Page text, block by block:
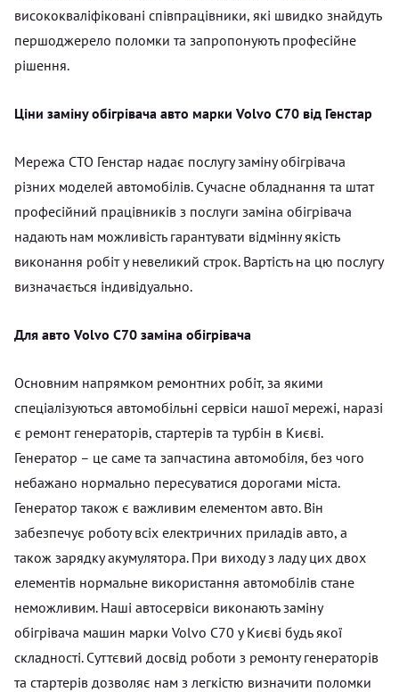
висококваліфіковані співпрацівники, які швидко знайдуть
першоджерело поломки та запропонують професійне
рішення.
Ціни заміну обігрівача авто марки Volvo C70 від Генстар
Мережа СТО Генстар надає послугу заміну обігрівача
різних моделей автомобілів. Сучасне обладнання та штат
професійний працівників з послуги заміна обігрівача
надають нам можливість гарантувати відмінну якість
виконання робіт у невеликий строк. Вартість на цю послугу
визначається індивідуально.
Для авто Volvo C70 заміна обігрівача
Основним напрямком ремонтних робіт, за якими
спеціалізуються автомобільні сервіси нашої мережі, наразі
є ремонт генераторів, стартерів та турбін в Києві.
Генератор – це саме та запчастина автомобіля, без чого
небажано нормально пересуватися дорогами міста.
Генератор також є важливим елементом авто. Він
забезпечує роботу всіх електричних приладів авто, а
також зарядку акумулятора. При виходу з ладу цих двох
елементів нормальне використання автомобілів стане
неможливим. Наші автосервіси виконають заміну
обігрівача машин марки Volvo C70 у Києві будь якої
складності. Суттєвий досвід роботи з ремонту генераторів
та стартерів дозволяє нам з легкістю визначити поломки